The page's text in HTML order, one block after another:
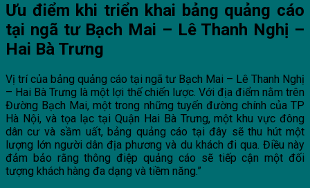
Ưu điểm khi triển khai bảng quảng cáo
tại ngã tư Bạch Mai – Lê Thanh Nghị –
Hai Bà Trưng
Vị trí của bảng quảng cáo tại ngã tư Bạch Mai – Lê Thanh Nghị
– Hai Bà Trưng là một lợi thế chiến lược. Với địa điểm nằm trên
Đường Bạch Mai, một trong những tuyến đường chính của TP
Hà Nội, và tọa lạc tại Quận Hai Bà Trưng, một khu vực đông
dân cư và sầm uất, bảng quảng cáo tại đây sẽ thu hút một
lượng lớn người dân địa phương và du khách đi qua. Điều này
đảm bảo rằng thông điệp quảng cáo sẽ tiếp cận một đối
tượng khách hàng đa dạng và tiềm năng.”